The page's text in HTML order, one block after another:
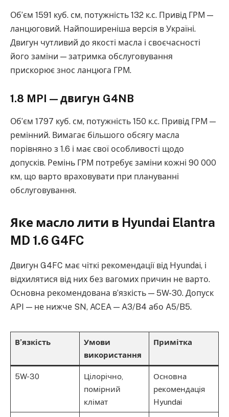
Об’єм 1591 куб. см, потужність 132 к.с. Привід ГРМ —
ланцюговий. Найпоширеніша версія в Україні.
Двигун чутливий до якості масла і своєчасності
його заміни — затримка обслуговування
прискорює знос ланцюга ГРМ.
1.8 MPI — двигун G4NB
Об’єм 1797 куб. см, потужність 150 к.с. Привід ГРМ —
ремінний. Вимагає більшого обсягу масла
порівняно з 1.6 і має свої особливості щодо
допусків. Ремінь ГРМ потребує заміни кожні 90 000
км, що варто враховувати при плануванні
обслуговування.
Яке масло лити в Hyundai Elantra
MD 1.6 G4FC
Двигун G4FC має чіткі рекомендації від Hyundai, і
відхилятися від них без вагомих причин не варто.
Основна рекомендована в’язкість — 5W-30. Допуск
API — не нижче SN, ACEA — A3/B4 або A5/B5.
В’язкість
Умови
використання
Примітка
5W-30
Цілорічно,
помірний
клімат
Основна
рекомендація
Hyundai